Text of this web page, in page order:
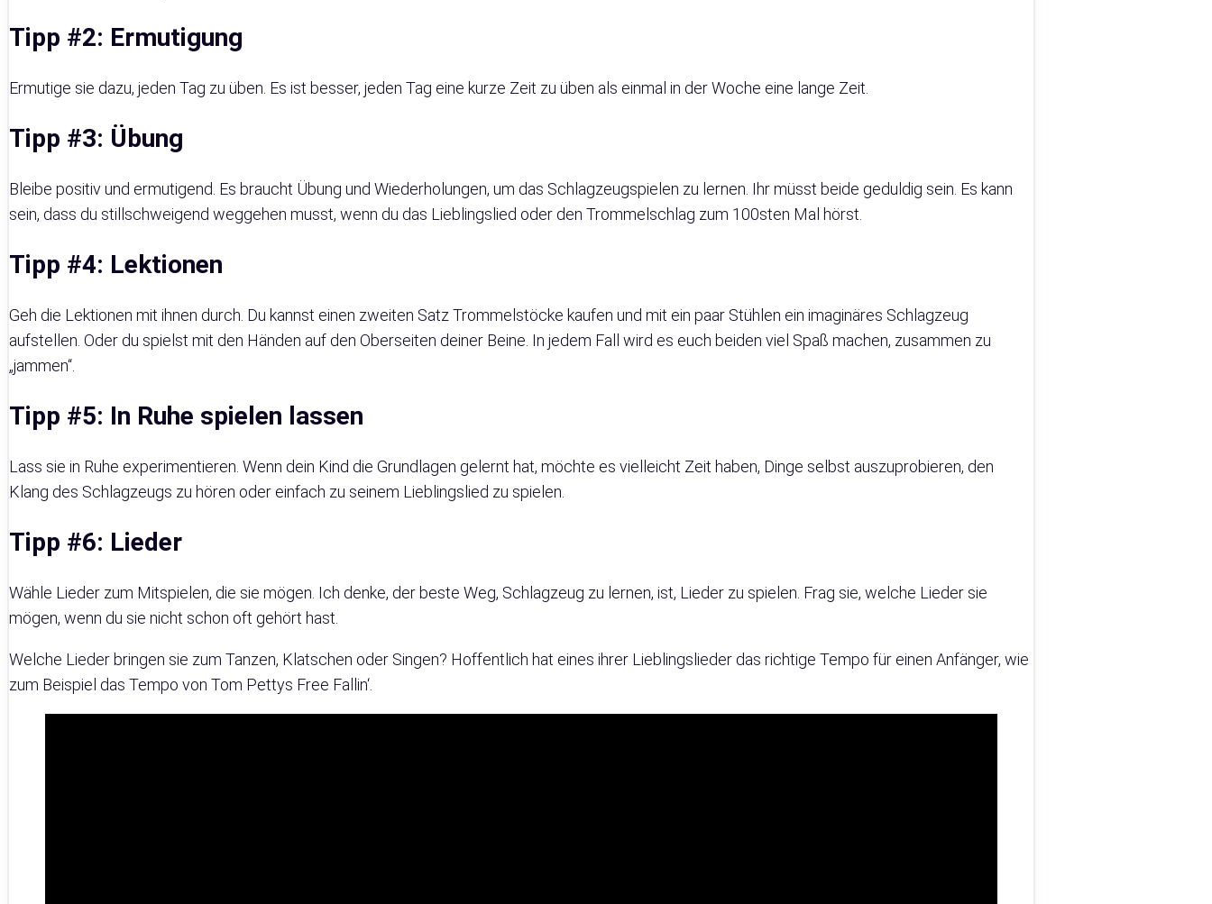
Tipp #2: Ermutigung
Ermutige sie dazu, jeden Tag zu üben. Es ist besser, jeden Tag eine kurze Zeit zu üben als einmal in der Woche eine lange Zeit.
Tipp #3: Übung
Bleibe positiv und ermutigend. Es braucht Übung und Wiederholungen, um das Schlagzeugspielen zu lernen. Ihr müsst beide geduldig sein. Es kann
sein, dass du stillschweigend weggehen musst, wenn du das Lieblingslied oder den Trommelschlag zum 100sten Mal hörst.
Tipp #4: Lektionen
Geh die Lektionen mit ihnen durch. Du kannst einen zweiten Satz Trommelstöcke kaufen und mit ein paar Stühlen ein imaginäres Schlagzeug
aufstellen. Oder du spielst mit den Händen auf den Oberseiten deiner Beine. In jedem Fall wird es euch beiden viel Spaß machen, zusammen zu
„jammen“.
Tipp #5: In Ruhe spielen lassen
Lass sie in Ruhe experimentieren. Wenn dein Kind die Grundlagen gelernt hat, möchte es vielleicht Zeit haben, Dinge selbst auszuprobieren, den
Klang des Schlagzeugs zu hören oder einfach zu seinem Lieblingslied zu spielen.
Tipp #6: Lieder
Wähle Lieder zum Mitspielen, die sie mögen. Ich denke, der beste Weg, Schlagzeug zu lernen, ist, Lieder zu spielen. Frag sie, welche Lieder sie
mögen, wenn du sie nicht schon oft gehört hast.
Welche Lieder bringen sie zum Tanzen, Klatschen oder Singen? Hoffentlich hat eines ihrer Lieblingslieder das richtige Tempo für einen Anfänger, wie
zum Beispiel das Tempo von Tom Pettys Free Fallin‘.